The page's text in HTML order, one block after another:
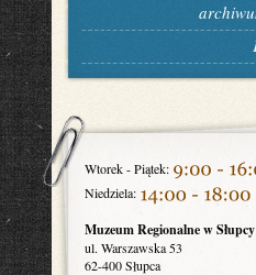
Wtorek - Piątek:
Niedziela:
Muzeum Regionalne w Słupcy
ul. Warszawska 53
62-400 Słupca